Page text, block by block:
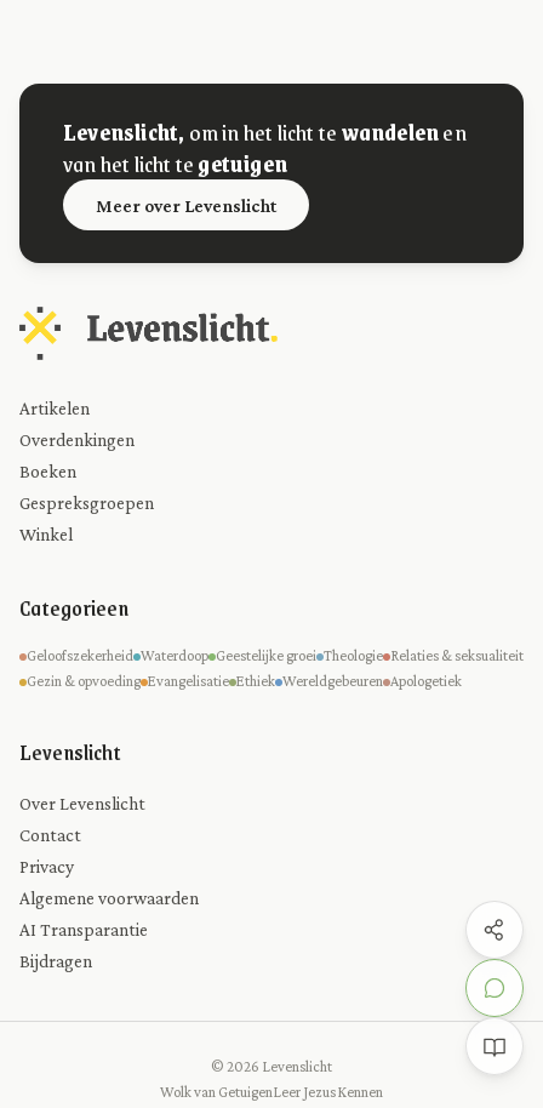
Levenslicht, om in het licht tewandelenen
van het licht tegetuigen
Meer over Levenslicht
Artikelen
Overdenkingen
Boeken
Gespreksgroepen
Winkel
Categorieen
Geloofszekerheid Waterdoop Geestelijke groei Theologie Relaties & seksualiteit
Gezin & opvoeding Evangelisatie Ethiek Wereldgebeuren Apologetiek
Levenslicht
Over Levenslicht
Contact
Privacy
Algemene voorwaarden
AI Transparantie
Bijdragen
© 2026 Levenslicht
Wolk van GetuigenLeer Jezus Kennen